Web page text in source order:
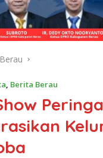
Berau
, Berita Berau